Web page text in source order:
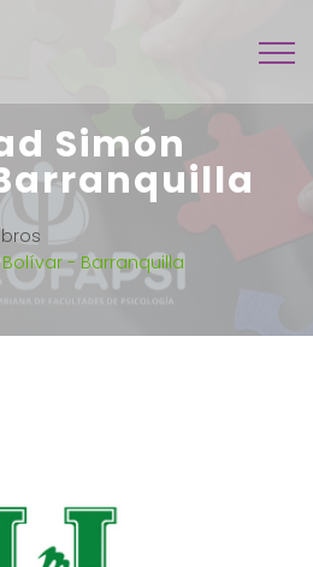
Simón
- Barranquilla